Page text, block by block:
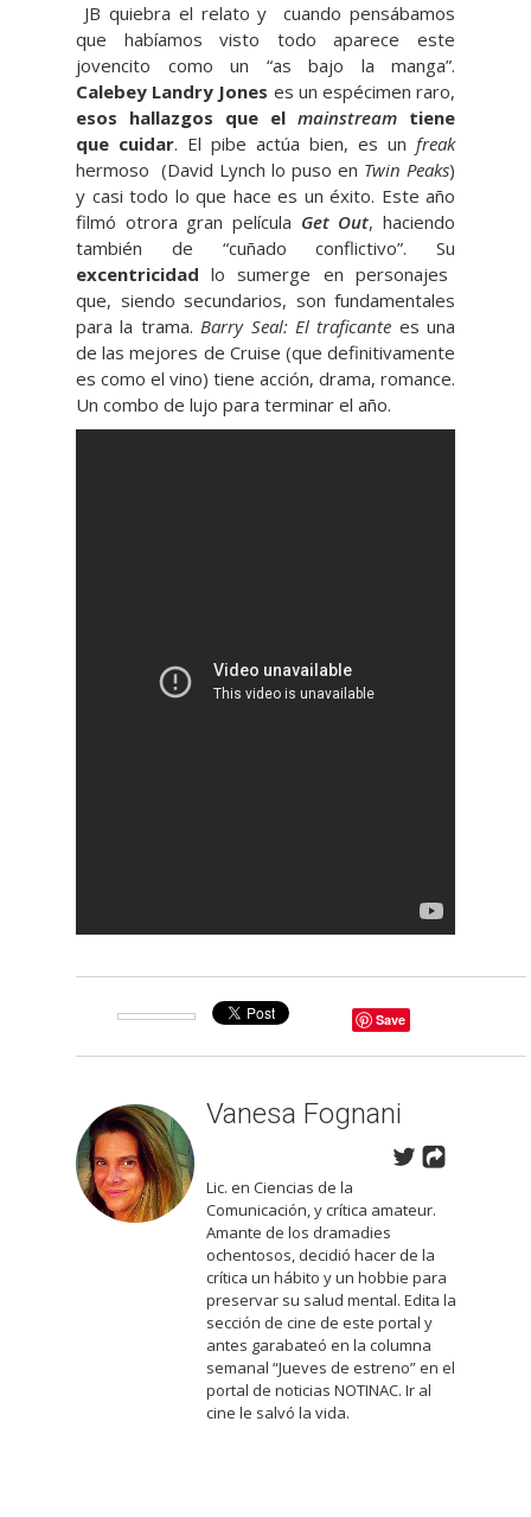
JB quiebra el relato y cuando pensábamos
que habíamos visto todo aparece este
jovencito como un “as bajo la manga”.
Calebey Landry Jones es un espécimen raro,
esos hallazgos que el mainstream tiene
que cuidar. El pibe actúa bien, es un freak
hermoso (David Lynch lo puso en Twin Peaks)
y casi todo lo que hace es un éxito. Este año
filmó otrora gran película Get Out, haciendo
también de “cuñado conflictivo”. Su
excentricidad lo sumerge en personajes
que, siendo secundarios, son fundamentales
para la trama.Barry Seal: El traficante es una
de las mejores de Cruise (que definitivamente
es como el vino) tiene acción, drama, romance.
Un combo de lujo para terminar el año.
Save
Vanesa Fognani
Lic. en Ciencias de la
Comunicación, y crítica amateur.
Amante de los dramadies
ochentosos, decidió hacer de la
crítica un hábito y un hobbie para
preservar su salud mental. Edita la
sección de cine de este portal y
antes garabateó en la columna
semanal “Jueves de estreno” en el
portal de noticias NOTINAC. Ir al
cine le salvó la vida.